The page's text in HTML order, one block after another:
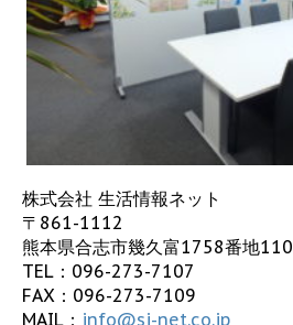
株式会社 生活情報ネット
〒861-1112
熊本県合志市幾久富1758番地110
TEL： 096-273-7107
FAX：096-273-7109
MAIL： info@sj-net.co.jp